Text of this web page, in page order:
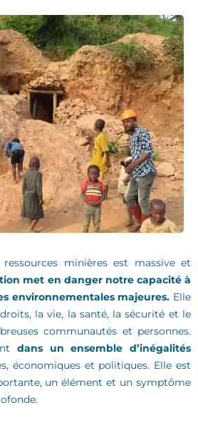
minières est massive et
met en danger notre capacité à
environnementales majeures. Elle
la vie, la santé, la sécurité et le
communautés et personnes.
dans un ensemble d’inégalités
économiques et politiques. Elle est
un élément et un symptôme